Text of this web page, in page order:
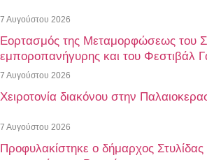
7 Αυγούστου 2026
Εορτασμός της Μεταμορφώσεως του
εμποροπανήγυρης και του Φεστιβάλ
Αταλάντη του Δήμου Λοκρών
7 Αυγούστου 2026
Χειροτονία διακόνου στην
7 Αυγούστου 2026
Προφυλακίστηκε ο δήμαρχος